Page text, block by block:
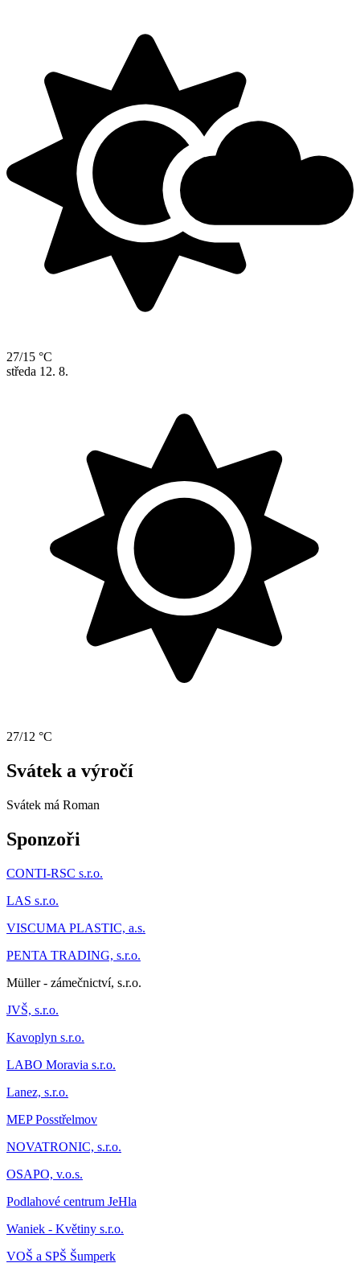
27/15 °C
středa 12. 8.
27/12 °C
Svátek a výročí
Svátek má Roman
Sponzoři
CONTI-RSC s.r.o.
LAS s.r.o.
VISCUMA PLASTIC, a.s.
PENTA TRADING, s.r.o.
Müller - zámečnictví, s.r.o.
JVŠ, s.r.o.
Kavoplyn s.r.o.
LABO Moravia s.r.o.
Lanez, s.r.o.
MEP Posstřelmov
NOVATRONIC, s.r.o.
OSAPO, v.o.s.
Podlahové centrum JeHla
Waniek - Květiny s.r.o.
VOŠ a SPŠ Šumperk